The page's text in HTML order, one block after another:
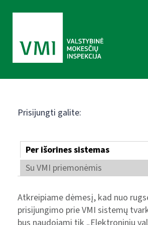
Prisijungti galite:
Per išorines sistemas
Su VMI priemonėmis
Atkreipiame dėmesį, kad nuo
prisijungimo prie VMI sistemų